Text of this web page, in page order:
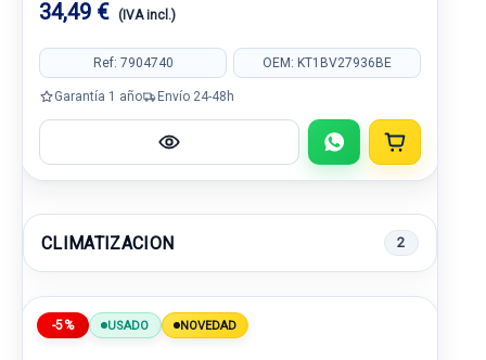
34,49 € (IVA incl.)
Ref: 7904740 OEM: KT1BV27936BE
Garantía 1 año Envío 24-48h
CLIMATIZACION 2
-5% USADO NOVEDAD